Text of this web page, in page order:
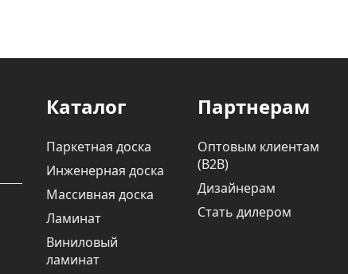
Каталог
Паркетная доска
Инженерная доска
Массивная доска
Ламинат
Виниловый
ламинат
Партнерам
Оптовым клиентам
(В2В)
Дизайнерам
Стать дилером